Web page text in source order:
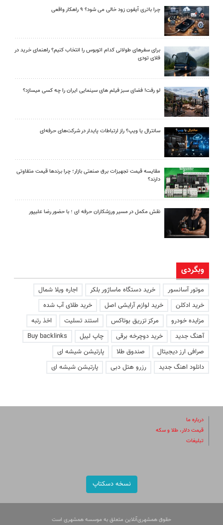
چرا باتری آیفون زود خالی می شود؟ ۹ راهکار واقعی
برای سفرهای طولانی کدام اتوبوس را انتخاب کنیم؟ راهنمای خرید در
فلای تودی
لو رفت! فضای سبز فیلم های سینمایی ایران را چه کسی میسازد؟
سانترال یا ویپ؟ راز ارتباطات پایدار در شرکت‌های حرفه‌ای
مقایسه قیمت تجهیزات برق صنعتی بازار؛ چرا برندها قیمت متفاوتی
دارند؟
نقش مکمل در مسیر ورزشکاران حرفه ای ؛ با حضور رضا علیپور
وبگردی
موتور آسانسور خرید دستگاه ماساژور بلکر
اجاره ویلا شمال
خرید ادکلن
خرید لوازم آرایشی اصل
خرید طلای آب شده
مزایده خودرو
مرکز تزریق بوتاکس استند تسلیت
اخذ رتبه
آهنگ جدید
خرید دوچرخه برقی چاپ لیبل
Buy backlinks
صرافی ارز دیجیتال
صندوق طلا
پارتیشن شیشه ای
دانلود اهنگ جدید
رزرو هتل دبی پارتیشن شیشه ای
درباره ما
قیمت دلار، طلا و سکه
تبلیغات
نسخه دسکتاپ
حقوق همشهری‌آنلاین متعلق به موسسه همشهری است